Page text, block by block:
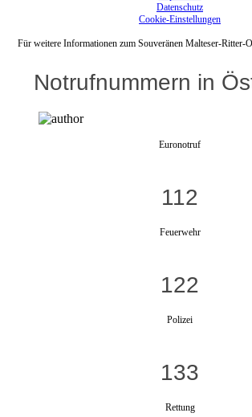
Datenschutz
Cookie-Einstellungen
Für weitere Informationen zum Souveränen Malteser-Ritter-
Notrufnummern in
Euronotruf
112
Feuerwehr
122
Polizei
133
Rettung